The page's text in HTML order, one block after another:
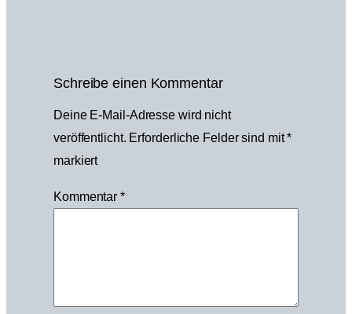
Schreibe einen Kommentar
Deine E-Mail-Adresse wird nicht
veröffentlicht. Erforderliche Felder sind mit*
markiert
Kommentar*